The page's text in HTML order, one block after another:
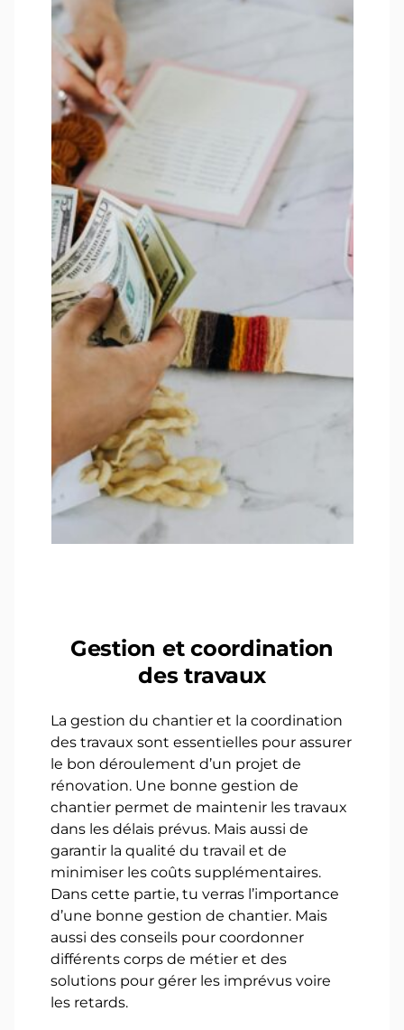
Gestion et coordination
des travaux
La gestion du chantier et la coordination
des travaux sont essentielles pour assurer
le bon déroulement d’un projet de
rénovation. Une bonne gestion de
chantier permet de maintenir les travaux
dans les délais prévus. Mais aussi de
garantir la qualité du travail et de
minimiser les coûts supplémentaires.
Dans cette partie, tu verras l’importance
d’une bonne gestion de chantier. Mais
aussi des conseils pour coordonner
différents corps de métier et des
solutions pour gérer les imprévus voire
les retards.